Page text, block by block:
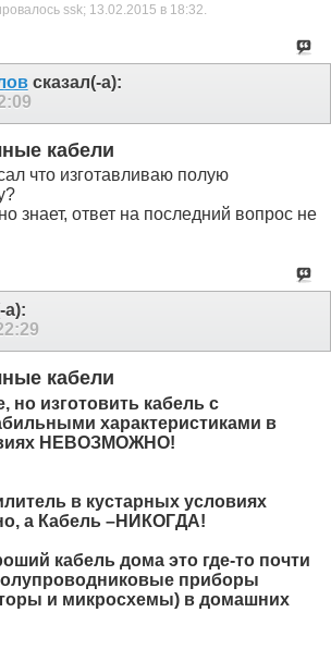
ssk; 13.02.2015 в 18:32
сказал(-а):
кабели
что изготавливаю полую
знает, ответ на последний вопрос не
а):
кабели
но изготовить кабель с
характеристиками в
НЕВОЗМОЖНО!
в кустарных условиях
а Кабель –НИКОГДА!
кабель дома это где-то почти
приборы
и микросхемы) в домашних